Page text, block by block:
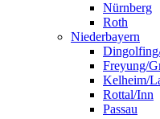
Nürnberg
Roth
Niederbayern
Freyung/
Kelheim/
Rottal/Inn
Passau